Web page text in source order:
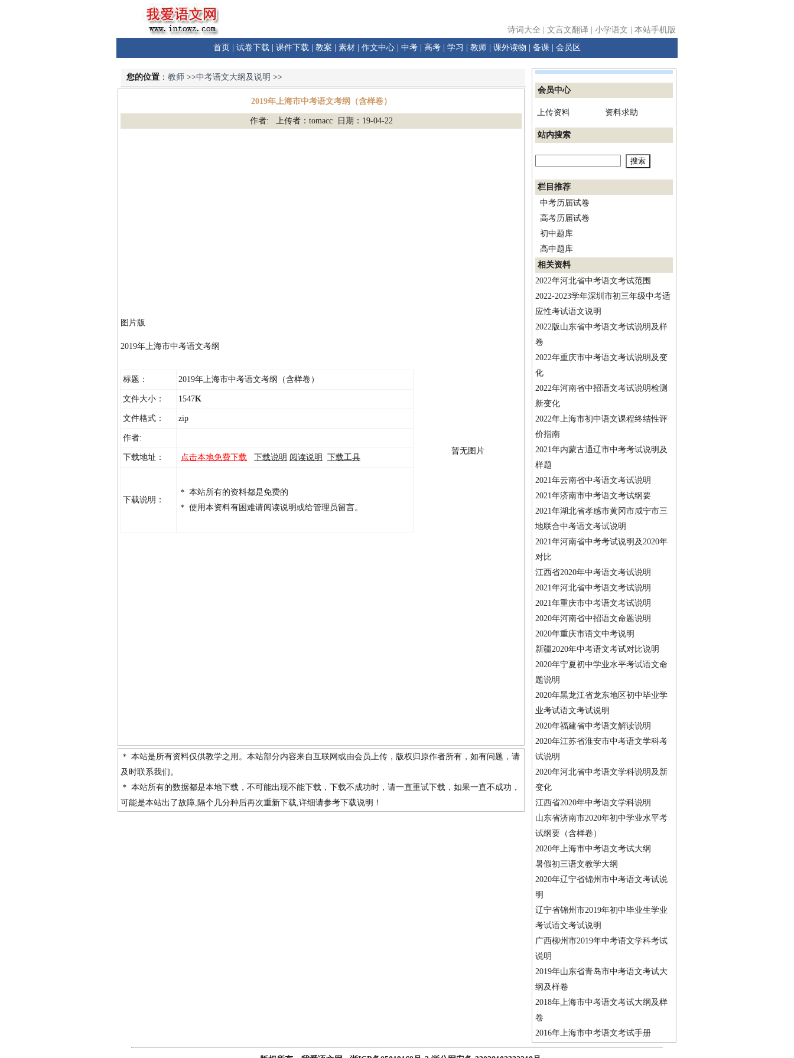
诗词大全 文言文翻译 小学语文
本站手机版
首页
试卷下载 课件下载 教案 素材 作文中心 中考 高考 学习 教师 课外读物 备课 会员区
您的位置 ： 教师 >>中考语文大纲及说明 >>
2019年上海市中考语文考纲（含样卷）
作者: 上传者：tomacc 日期：19-04-22
图片版
2019年上海市中考语文考纲
标题： 2019年上海市中考语文考纲（含样卷）
文件大小： 1547K
文件格式： zip
作者:
下载地址： 点击本地免费下载 下载说明 阅读说明 下载工具
下载说明：
＊ 本站所有的资料都是免费的
＊ 使用本资料有困难请阅读说明或给管理员留言。
暂无图片
＊ 本站是所有资料仅供教学之用。本站部分内容来自互联网或由会员上传，版权归原作者所有，如有问题，请
及时联系我们。
＊ 本站所有的数据都是本地下载，不可能出现不能下载，下载不成功时，请一直重试下载，如果一直不成功，
可能是本站出了故障,隔个几分种后再次重新下载,详细请参考下载说明！
会员中心
上传资料 资料求助
站内搜索
栏目推荐
中考历届试卷
高考历届试卷
初中题库
高中题库
相关资料
2022年河北省中考语文考试范围
2022-2023学年深圳市初三年级中考适
应性考试语文说明
2022版山东省中考语文考试说明及样
卷
2022年重庆市中考语文考试说明及变
化
2022年河南省中招语文考试说明检测
新变化
2022年上海市初中语文课程终结性评
价指南
2021年内蒙古通辽市中考考试说明及
样题
2021年云南省中考语文考试说明
2021年济南市中考语文考试纲要
2021年湖北省孝感市黄冈市咸宁市三
地联合中考语文考试说明
2021年河南省中考考试说明及2020年
对比
江西省2020年中考语文考试说明
2021年河北省中考语文考试说明
2021年重庆市中考语文考试说明
2020年河南省中招语文命题说明
2020年重庆市语文中考说明
新疆2020年中考语文考试对比说明
2020年宁夏初中学业水平考试语文命
题说明
2020年黑龙江省龙东地区初中毕业学
业考试语文考试说明
2020年福建省中考语文解读说明
2020年江苏省淮安市中考语文学科考
试说明
2020年河北省中考语文学科说明及新
变化
江西省2020年中考语文学科说明
山东省济南市2020年初中学业水平考
试纲要（含样卷）
2020年上海市中考语文考试大纲
暑假初三语文教学大纲
2020年辽宁省锦州市中考语文考试说
明
辽宁省锦州市2019年初中毕业生学业
考试语文考试说明
广西柳州市2019年中考语文学科考试
说明
2019年山东省青岛市中考语文考试大
纲及样卷
2018年上海市中考语文考试大纲及样
卷
2016年上海市中考语文考试手册